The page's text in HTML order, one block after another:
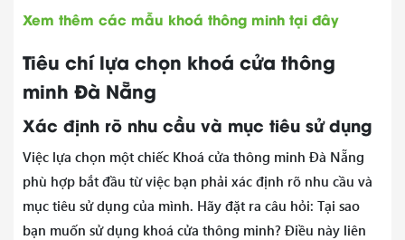
Xem thêm các mẫu khoá thông minh tại đây
Tiêu chí lựa chọn khoá cửa thông
minh Đà Nẵng
Xác định rõ nhu cầu và mục tiêu sử dụng
Việc lựa chọn một chiếc Khoá cửa thông minh Đà Nẵng
phù hợp bắt đầu từ việc bạn phải xác định rõ nhu cầu và
mục tiêu sử dụng của mình. Hãy đặt ra câu hỏi: Tại sao
bạn muốn sử dụng khoá cửa thông minh? Điều này liên